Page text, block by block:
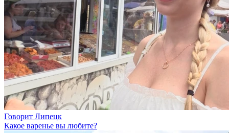
Говорит Липецк
Какое варенье вы любите?